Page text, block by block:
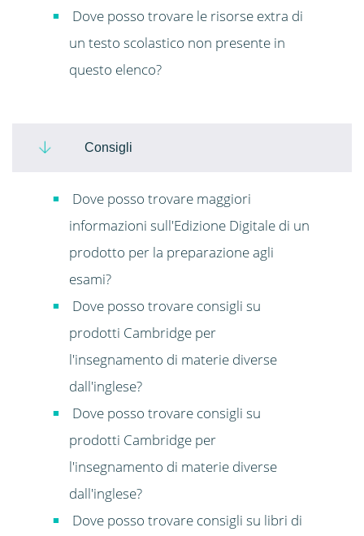
Dove posso trovare le risorse extra di
un testo scolastico non presente in
questo elenco?
Consigli
Dove posso trovare maggiori
informazioni sull'Edizione Digitale di un
prodotto per la preparazione agli
esami?
Dove posso trovare consigli su
prodotti Cambridge per
l'insegnamento di materie diverse
dall'inglese?
Dove posso trovare consigli su
prodotti Cambridge per
l'insegnamento di materie diverse
dall'inglese?
Dove posso trovare consigli su libri di